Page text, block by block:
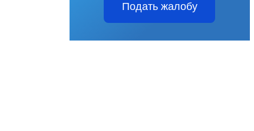
Подать жалобу